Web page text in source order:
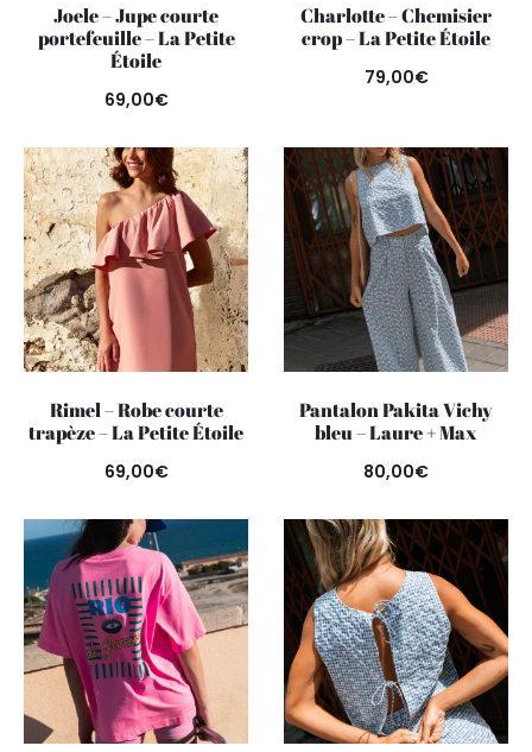
Joele – Jupe courte
portefeuille – La Petite
Étoile
69,00€
Charlotte – Chemisier
crop – La Petite Étoile
79,00€
Rimel – Robe courte
trapèze – La Petite Étoile
69,00€
Pantalon Pakita Vichy
bleu – Laure + Max
80,00€